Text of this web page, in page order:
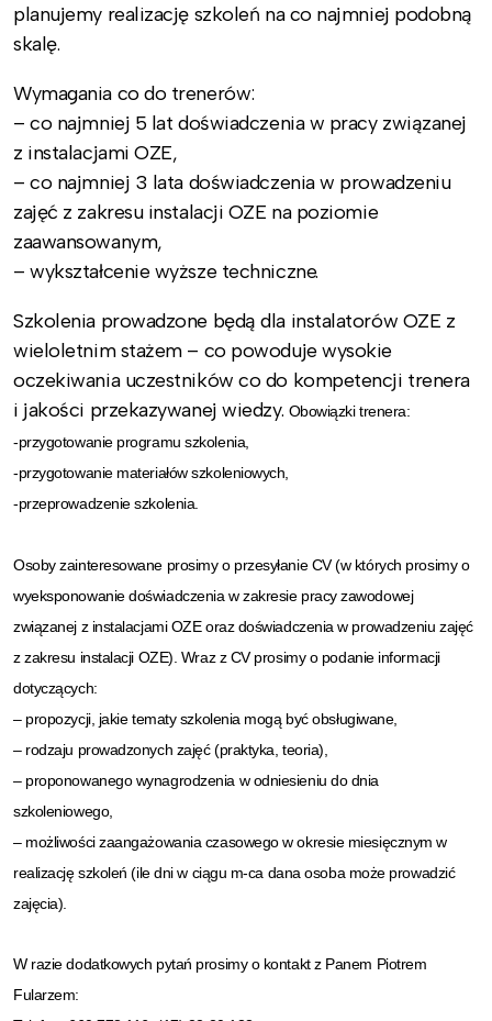
planujemy realizację szkoleń na co najmniej podobną
skalę.
Wymagania co do trenerów:
– co najmniej 5 lat doświadczenia w pracy związanej
z instalacjami OZE,
– co najmniej 3 lata doświadczenia w prowadzeniu
zajęć z zakresu instalacji OZE na poziomie
zaawansowanym,
– wykształcenie wyższe techniczne.
Szkolenia prowadzone będą dla instalatorów OZE z
wieloletnim stażem – co powoduje wysokie
oczekiwania uczestników co do kompetencji trenera
i jakości przekazywanej wiedzy. Obowiązki trenera:
-przygotowanie programu szkolenia,
-przygotowanie materiałów szkoleniowych,
-przeprowadzenie szkolenia.
Osoby zainteresowane prosimy o przesyłanie CV (w których prosimy o
wyeksponowanie doświadczenia w zakresie pracy zawodowej
związanej z instalacjami OZE oraz doświadczenia w prowadzeniu zajęć
z zakresu instalacji OZE). Wraz z CV prosimy o podanie informacji
dotyczących:
– propozycji, jakie tematy szkolenia mogą być obsługiwane,
– rodzaju prowadzonych zajęć (praktyka, teoria),
– proponowanego wynagrodzenia w odniesieniu do dnia
szkoleniowego,
– możliwości zaangażowania czasowego w okresie miesięcznym w
realizację szkoleń (ile dni w ciągu m-ca dana osoba może prowadzić
zajęcia).
W razie dodatkowych pytań prosimy o kontakt z Panem Piotrem
Fularzem: